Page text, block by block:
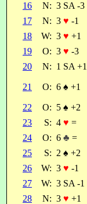
16
N: 3 SA -3
17
N: 3 ♥ -1
18
W: 3 ♥ +1
19
O: 3 ♥ -3
20
N: 1 SA +1
21 O: 6 ♠ +1
22 O: 5 ♠ +2
23
S: 4 ♥ =
24
O: 6 ♣ =
25
S: 2 ♠ +2
26
W: 3 ♥ -1
27
W: 3 SA -1
28
N: 3 ♥ +1